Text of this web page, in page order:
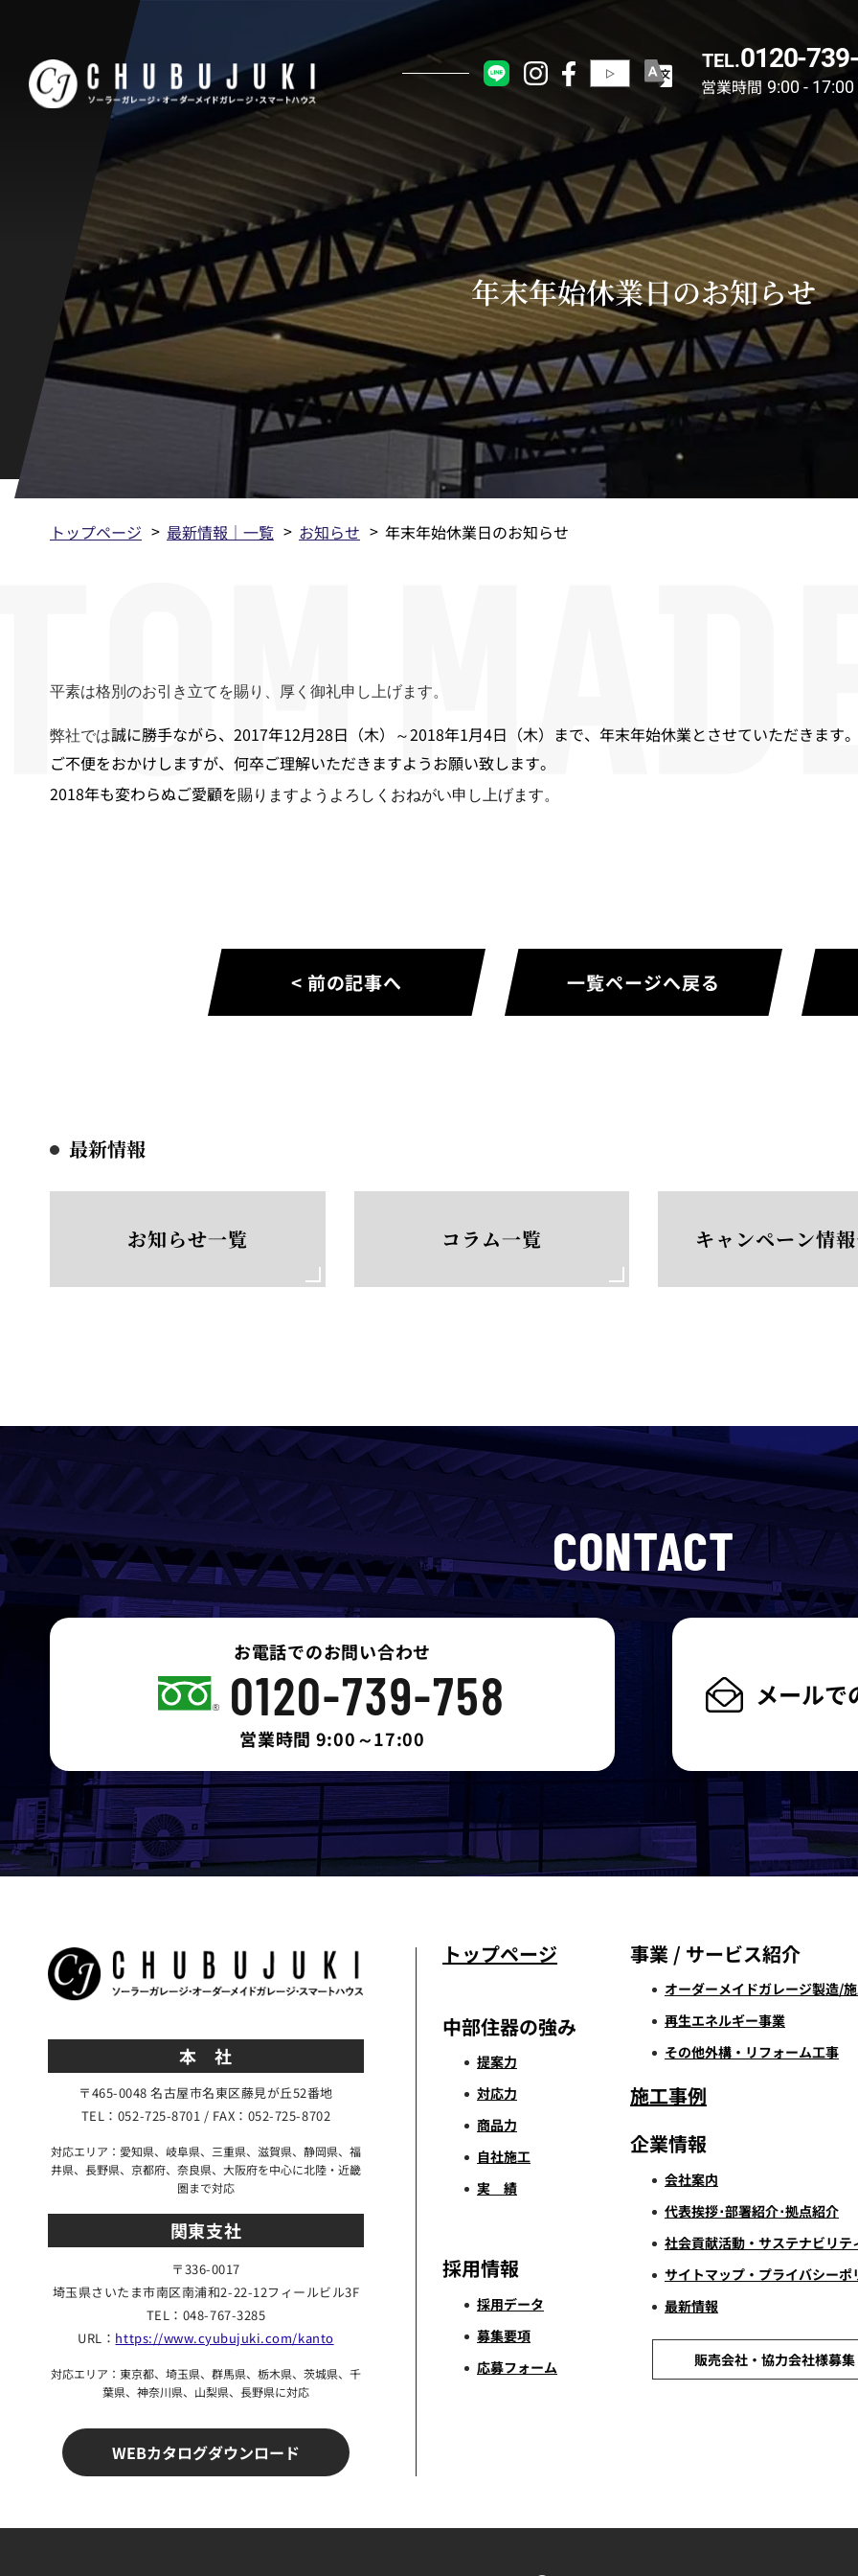
TEL.0120-
営業時間 9:00 - 17:00
年末年始休業日のお知らせ
トップページ 最新情報｜一覧 お知らせ 年末年始休業日のお知らせ
平素は格別のお引き立てを賜り、厚く御礼申し上げます。
弊社では誠に勝手ながら、2017年12月28日（木）～2018年1月4日（木）まで、年末年始休業とさせていただきます
ご不便をおかけしますが、何卒ご理解いただきますようお願い致します。
2018年も変わらぬご愛顧を賜りますようよろしくおねがい申し上げます。
< 前の記事へ 一覧ページへ戻る
最新情報
お知らせ一覧 コラム一覧 キャンペーン情
CONTACT
お電話でのお問い合わせ
0120-739-758
営業時間 9:00～17:00
メールで
本 社
〒465-0048 名古屋市名東区藤見が丘52番地
TEL：052-725-8701 / FAX：052-725-8702
対応エリア：愛知県、岐阜県、三重県、滋賀県、静岡県、福
井県、長野県、京都府、奈良県、大阪府を中心に北陸・近畿
圏まで対応
関東支社
〒336-0017
埼玉県さいたま市南区南浦和2-22-12フィールビル3F
TEL：048-767-3285
URL： https://www.cyubujuki.com/kanto
対応エリア：東京都、埼玉県、群馬県、栃木県、茨城県、千
葉県、神奈川県、山梨県、長野県に対応
WEBカタログダウンロード
トップページ
中部住器の強み
提案力
対応力
商品力
自社施工
実 績
採用情報
採用データ
募集要項
応募フォーム
事業 / サービス紹介
オーダーメイドガレージ製造/
再生エネルギー事業
その他外構・リフォーム工事
施工事例
企業情報
会社案内
代表挨拶･部署紹介･拠点紹介
社会貢献活動・サステナビリテ
サイトマップ・プライバシーポ
最新情報
販売会社・協力会社様募集